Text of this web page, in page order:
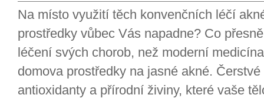
Na místo využití těch konvenčních léčí
prostředky vůbec Vás napadne? Co
léčení svých chorob, než moderní
domova prostředky na jasné akné.
antioxidanty a přírodní živiny, které vaše